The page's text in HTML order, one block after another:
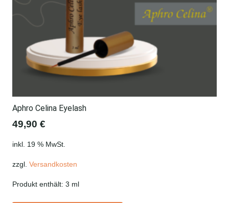
Aphro Celina Eyelash
49,90 €
inkl. 19 % MwSt.
zzgl. Versandkosten
Produkt enthält: 3 ml